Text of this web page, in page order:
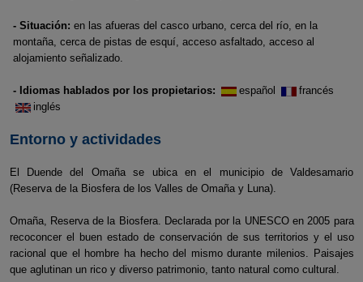
- Situación: en las afueras del casco urbano, cerca del río, en la
montaña, cerca de pistas de esquí, acceso asfaltado, acceso al
alojamiento señalizado.
- Idiomas hablados por los propietarios: español
francés
inglés
Entorno y actividades
El Duende del Omaña se ubica en el municipio de Valdesamario
(Reserva de la Biosfera de los Valles de Omaña y Luna).
Omaña, Reserva de la Biosfera. Declarada por la UNESCO en 2005 para
recoconcer el buen estado de conservación de sus territorios y el uso
racional que el hombre ha hecho del mismo durante milenios. Paisajes
que aglutinan un rico y diverso patrimonio, tanto natural como cultural.